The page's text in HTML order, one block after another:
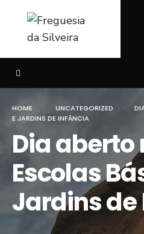
content
HOME UNCATEGORIZED
E JARDINS DE INFÂNCIA
Dia aberto
Escolas
Jardins
for: